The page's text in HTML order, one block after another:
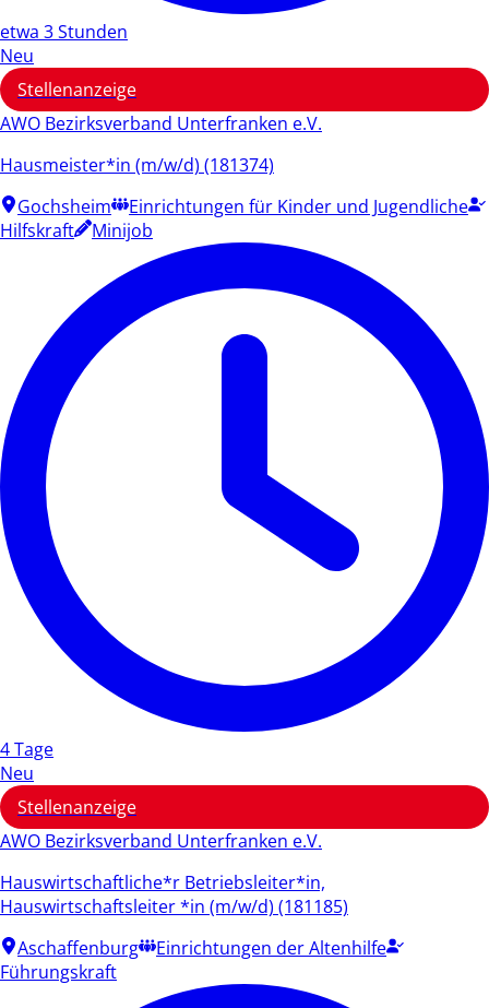
etwa 3 Stunden
Neu
Stellenanzeige
AWO Bezirksverband Unterfranken e.V.
Hausmeister*in (m/w/d) (181374)
Gochsheim
Einrichtungen für Kinder und Jugendliche
Hilfskraft
Minijob
4 Tage
Neu
Stellenanzeige
AWO Bezirksverband Unterfranken e.V.
Hauswirtschaftliche*r Betriebsleiter*in,
Hauswirtschaftsleiter *in (m/w/d) (181185)
Aschaffenburg
Einrichtungen der Altenhilfe
Führungskraft